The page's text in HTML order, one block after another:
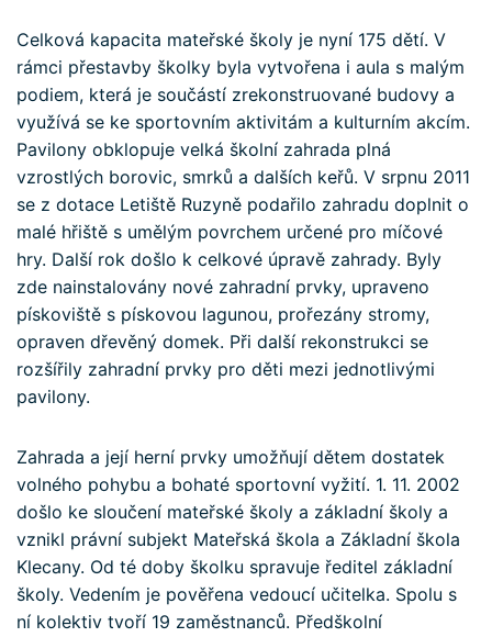
Celková kapacita mateřské školy je nyní 175 dětí. V
rámci přestavby školky byla vytvořena i aula s malým
podiem, která je součástí zrekonstruované budovy a
využívá se ke sportovním aktivitám a kulturním akcím.
Pavilony obklopuje velká školní zahrada plná
vzrostlých borovic, smrků a dalších keřů. V srpnu 2011
se z dotace Letiště Ruzyně podařilo zahradu doplnit o
malé hřiště s umělým povrchem určené pro míčové
hry. Další rok došlo k celkové úpravě zahrady. Byly
zde nainstalovány nové zahradní prvky, upraveno
pískoviště s pískovou lagunou, prořezány stromy,
opraven dřevěný domek. Při další rekonstrukci se
rozšířily zahradní prvky pro děti mezi jednotlivými
pavilony.
Zahrada a její herní prvky umožňují dětem dostatek
volného pohybu a bohaté sportovní vyžití. 1. 11. 2002
došlo ke sloučení mateřské školy a základní školy a
vznikl právní subjekt Mateřská škola a Základní škola
Klecany. Od té doby školku spravuje ředitel základní
školy. Vedením je pověřena vedoucí učitelka. Spolu s
ní kolektiv tvoří 19 zaměstnanců. Předškolní